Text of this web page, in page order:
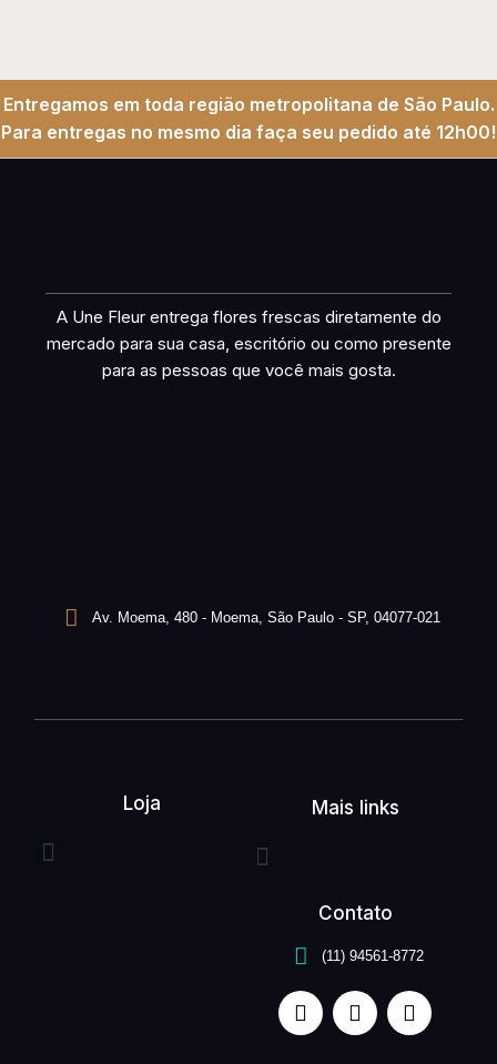
Entregamos em toda região metropolitana de São Paulo.
Para entregas no mesmo dia faça seu pedido até 12h00!
A Une Fleur entrega flores frescas diretamente do
mercado para sua casa, escritório ou como presente
para as pessoas que você mais gosta.
Av. Moema, 480 - Moema, São Paulo - SP, 04077-021
Loja Mais links
Contato
(11) 94561-8772